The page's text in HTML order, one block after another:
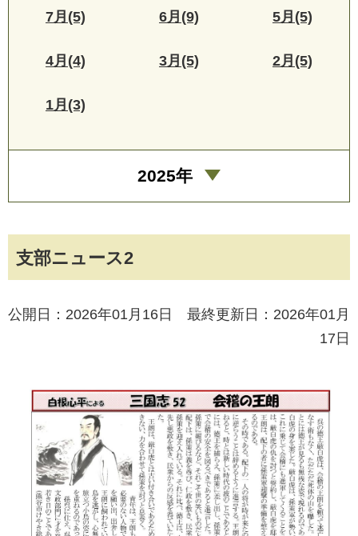
支部ニュース2
公開日：2026年01月16日 最終更新日：2026年01月
17日
7月(5) 6月(9) 5月(5)
4月(4) 3月(5) 2月(5)
1月(3)
2025年